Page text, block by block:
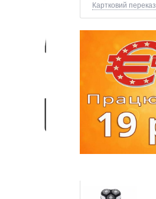
Картковий переказ